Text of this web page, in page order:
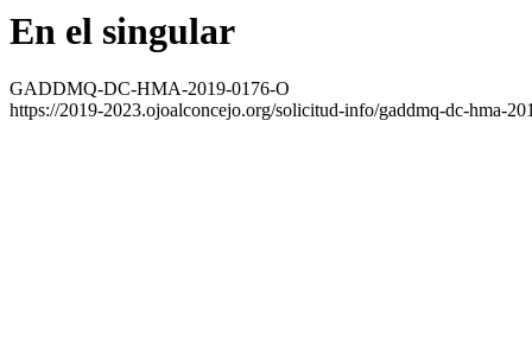
En el singular
GADDMQ-DC-HMA-2019-0176-O
https://2019-2023.ojoalconcejo.org/solicitud-info/gaddmq-dc-hma-